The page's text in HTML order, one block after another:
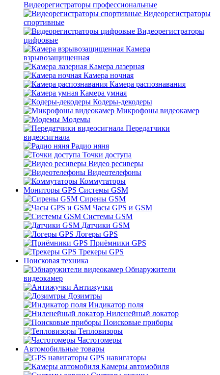
Видеорегистраторы профессиональные
Видеорегистраторы
спортивные
Видеорегистраторы
цифровые
Камера
взрывозащищенная
Камера лазерная
Камера ночная
Камера распознавания
Камера умная
Кодеры-декодеры
Микрофоны видеокамер
Модемы
Передатчики
видеосигнала
Радио няня
Точки доступа
Видео ресиверы
Видеотелефоны
Коммутаторы
Мониторы GPS Системы GSM
Сирены GSM
Часы GPS и GSM
Системы GSM
Датчики GSM
Логеры GPS
Приёмники GPS
Трекеры GPS
Поисковая техника
Обнаружители
видеокамер
Антижучки
Дозимтры
Индикатор поля
Ниленейный локатор
Поисковые приборы
Тепловизоры
Частотомеры
Автомобильные товары
GPS навигаторы
Камеры автомобиля